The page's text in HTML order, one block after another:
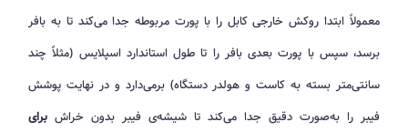
معمولاً ابتدا روکش خارجی کابل را با پورت مربوطه جدا می‌کند تا به بافر
برسد، سپس با پورت بعدی بافر را تا طول استاندارد اسپلایس (مثلاً چند
سانتی‌متر بسته به کاست و هولدر دستگاه) برمی‌دارد و در نهایت پوشش
فیبر را به‌صورت دقیق جدا می‌کند تا شیشه‌ی فیبر بدون خراش برای